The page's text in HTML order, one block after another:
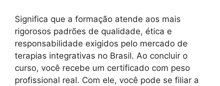
Significa que a formação atende aos mais
rigorosos padrões de qualidade, ética e
responsabilidade exigidos pelo mercado de
terapias integrativas no Brasil. Ao concluir o
curso, você recebe um certificado com peso
profissional real. Com ele, você pode se filiar a